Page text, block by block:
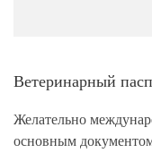
Ветеринарный
Желательно
основным